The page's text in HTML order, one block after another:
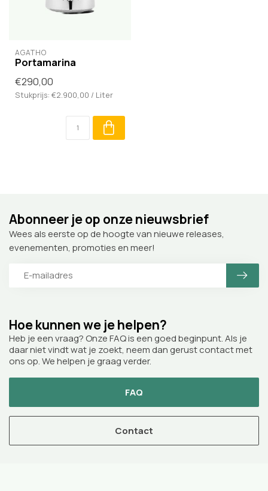
AGATHO
Portamarina
€290,00
Stukprijs: €2.900,00 / Liter
Hoe kunnen we je helpen?
Heb je een vraag? Onze FAQ is een goed beginpunt. Als je
daar niet vindt wat je zoekt, neem dan gerust contact met
ons op. We helpen je graag verder.
FAQ
Contact
Abonneer je op onze nieuwsbrief
Wees als eerste op de hoogte van nieuwe releases,
evenementen, promoties en meer!